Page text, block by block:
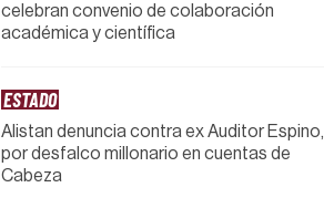
celebran convenio de colaboración
académica y científica
ESTADO
Alistan denuncia contra ex Auditor Espino,
por desfalco millonario en cuentas de
Cabeza